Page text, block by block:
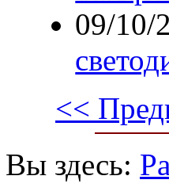
09/10/
<<
Вы здесь: